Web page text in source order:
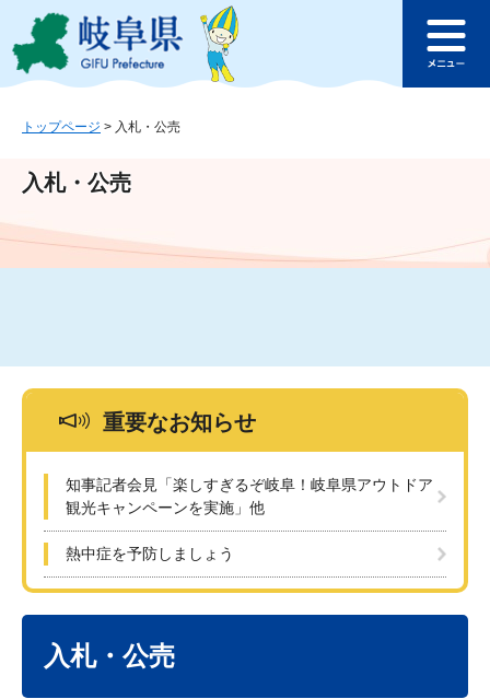
ジ
ュ
文
このページの本文へ
ュ
トップページ > 入札・公売
入札・公売
重要なお知らせ
知事記者会見「楽しすぎるぞ岐阜！岐阜県アウトドア
観光キャンペーンを実施」他
熱中症を予防しましょう
入札・公売